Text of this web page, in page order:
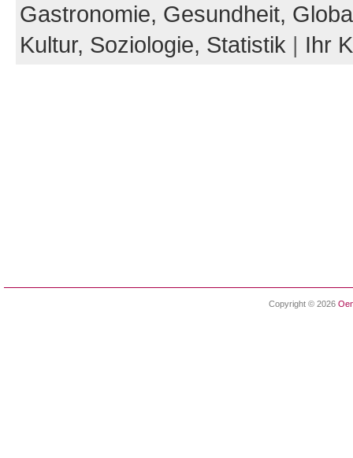
Gastronomie, Gesundheit,
Kultur, Soziologie, Statistik | Ihr
Copyright © 2026